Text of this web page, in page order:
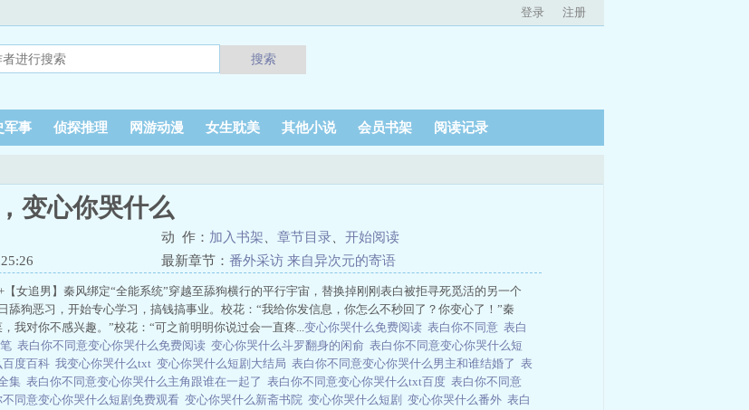
登录 注册
搜索
军事 侦探推理 网游动漫 女生耽美 其他小说 会员书架 阅读记录
变心你哭什么
动 作： 加入书架 章节目录
开始阅读
最新章节： 番外采访 来自异次元的寄语
【女追男】秦风绑定“全能系统”穿越至舔狗横行的平行宇宙，替换掉刚刚表白被拒寻死觅活的另一个
舔狗恶习，开始专心学习，搞钱搞事业。校花：“我给你发信息，你怎么不秒回了？你变心了！”秦
我对你不感兴趣。”校花：“可之前明明你说过会一直疼...变心你哭什么免费阅读 表白你不同意 表白
表白你不同意变心你哭什么免费阅读 变心你哭什么斗罗翻身的闲俞 表白你不同意变心你哭什么短
度百科 我变心你哭什么txt 变心你哭什么短剧大结局 表白你不同意变心你哭什么男主和谁结婚了 表
集 表白你不同意变心你哭什么主角跟谁在一起了 表白你不同意变心你哭什么txt百度 表白你不同意
不同意变心你哭什么短剧免费观看 变心你哭什么新斋书院 变心你哭什么短剧 变心你哭什么番外 表白